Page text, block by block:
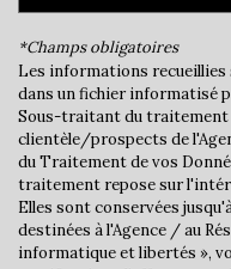
Gare ferroviaire
statistiques
Nombre d'habitants
Propriétaires (vs.
*Champs obligatoires
Les informations
dans un fichier informatisé
Sous-traitant du traitement
clientèle/prospects de
du Traitement de vos
traitement repose sur
Elles sont conservées
destinées à l'Agence / au
informatique et libertés »,